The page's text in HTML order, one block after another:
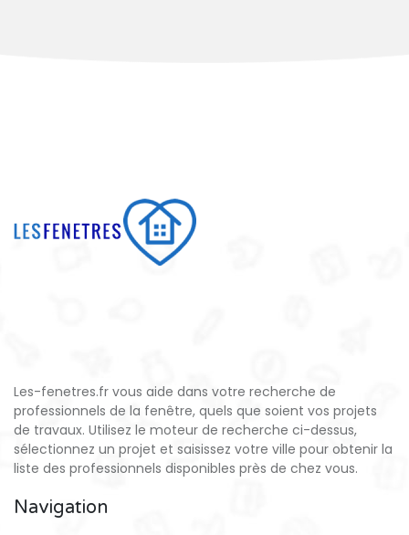
Les-fenetres.fr vous aide dans votre recherche de
professionnels de la fenêtre, quels que soient vos projets
de travaux. Utilisez le moteur de recherche ci-dessus,
sélectionnez un projet et saisissez votre ville pour obtenir la
liste des professionnels disponibles près de chez vous.
Navigation